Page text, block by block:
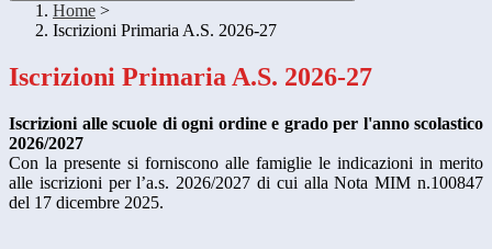
Home >
Iscrizioni Primaria A.S. 2026-27
Iscrizioni Primaria A.S. 2026-27
Iscrizioni alle scuole di ogni ordine e grado per l'anno scolastico
2026/2027
Con la presente si forniscono alle famiglie le indicazioni in merito
alle iscrizioni per l’a.s. 2026/2027 di cui alla Nota MIM n.100847
del 17 dicembre 2025.